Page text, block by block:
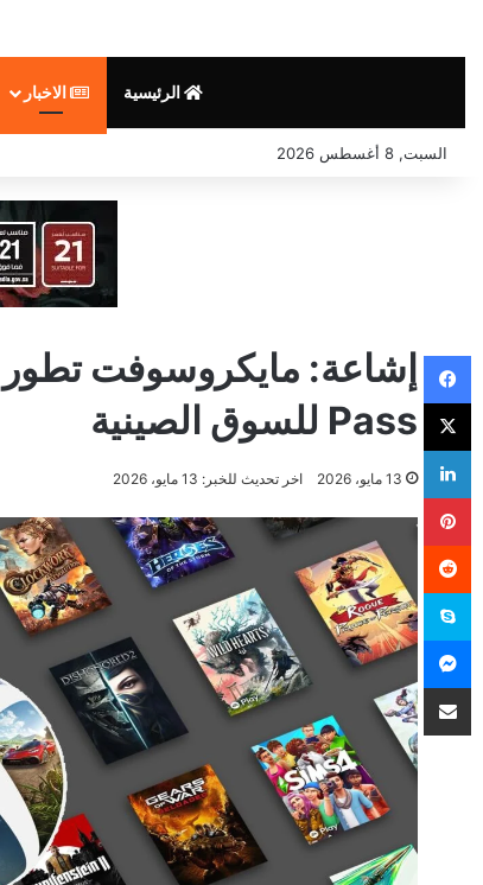
الرئيسية الاخبار
السبت, 8 أغسطس 2026
Pass للسوق الصينية
13 مايو، 2026 اخر تحديث للخبر: 13 مايو، 2026 0
فيسبوك
‫X
لينكدإن
بينتيريست
سكايب
ماسنجر
مشاركة عبر البريد